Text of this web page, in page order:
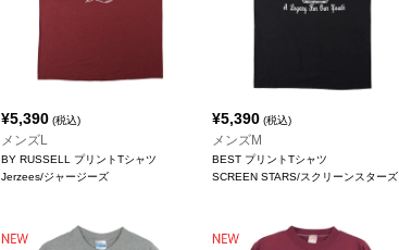
¥5,390 (税込)
メンズL
BY RUSSELL プリントTシャツ
Jerzees/ジャージーズ
¥5,390 (税込)
メンズM
BEST プリントTシャツ
SCREEN STARS/スクリーンスターズ